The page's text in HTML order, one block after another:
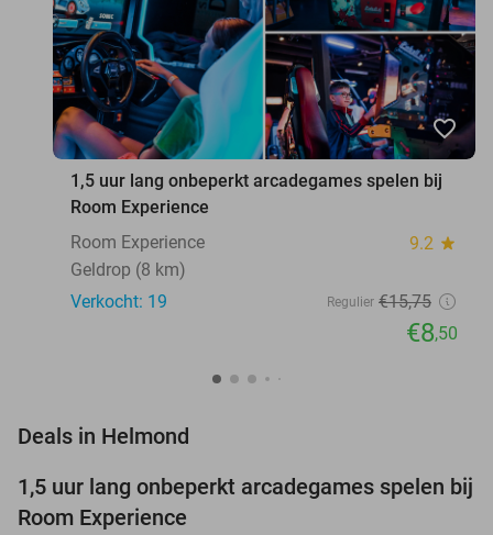
favorite_border
1,5 uur lang onbeperkt arcadegames spelen bij
Room Experience
Room Experience
9.2 star
Geldrop (8 km)
Verkocht: 19
Regulier €15,75
€8,50
Deals in Helmond
46%
TODAY
1,5 uur lang onbeperkt arcadegames spelen bij
Room Experience